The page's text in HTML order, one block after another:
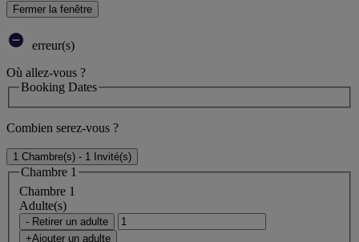
Fermer la fenêtre
erreur(s)
Où allez-vous ?
Booking Dates
Combien serez-vous ?
1 Chambre(s) - 1 Invité(s)
Chambre 1
Chambre 1
Adulte(s)
- Retirer un adulte
+Ajouter un adulte